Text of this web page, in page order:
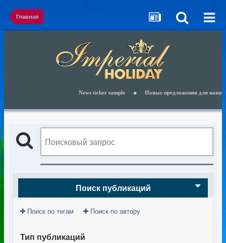
Главная
News ticker sample Новые предложения для наших
Поиск публикаций
Поиск по тегам Поиск по автору
Тип публикаций